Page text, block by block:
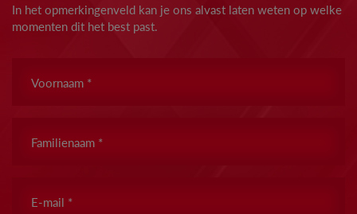
In het opmerkingenveld kan je ons alvast laten weten op welke
momenten dit het best past.
mail